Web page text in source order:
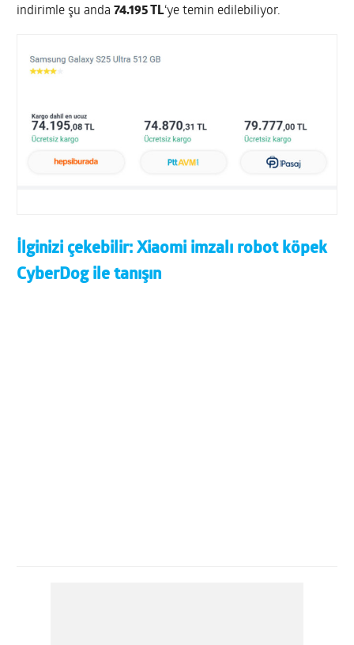
indirimle şu anda74.195 TL‘ye temin edilebiliyor.
İlginizi çekebilir:Xiaomi imzalı robot köpek
CyberDog ile tanışın